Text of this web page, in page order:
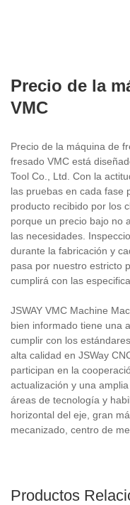
Precio de la
VMC
Precio de la máquina de
fresado VMC está
Tool Co., Ltd. Con la
las pruebas en cada fase
producto recibido por los
porque un precio bajo no
las necesidades.
durante la fabricación y
pasa por nuestro estricto
cumplirá con las
JSWAY VMC Machine
bien informado tiene una
cumplir con los
alta calidad en JSWay
participan en la
actualización y una
áreas de tecnología y
horizontal del eje, gran
mecanizado, centro de
Productos